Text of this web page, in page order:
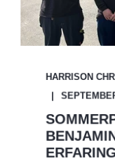
HARRISON